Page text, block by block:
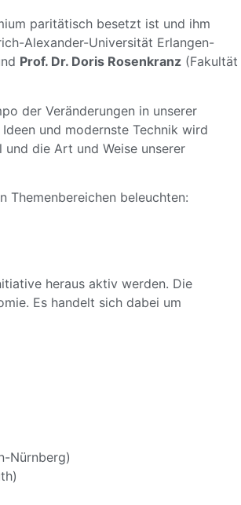
paritätisch besetzt ist und ihm
Alexander-Universität Erlangen-
Prof. Dr. Doris Rosenkranz (Fakultät
der Veränderungen in unserer
und modernste Technik wird
die Art und Weise unserer
Themenbereichen beleuchten:
heraus aktiv werden. Die
Es handelt sich dabei um
Nürnberg)